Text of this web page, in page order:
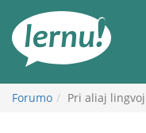
enhavo
Forumo Pri aliaj lingvoj